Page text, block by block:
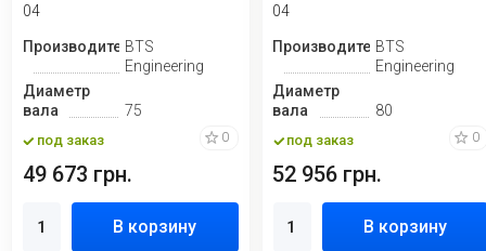
04
ПроизводительBTS
Engineering
Диаметр
вала
75
под заказ 0
49 673 грн.
В корзину
04
ПроизводительBTS
Engineering
Диаметр
вала
80
под заказ 0
52 956 грн.
В корзину